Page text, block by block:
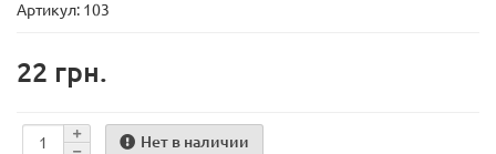
Артикул: 103
22 грн.
Нет в наличии